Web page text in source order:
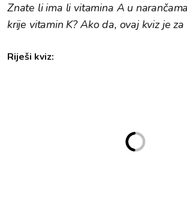
Znate li ima li vitamina A u
krije vitamin K? Ako da, ovaj kviz je
Riješi kviz: